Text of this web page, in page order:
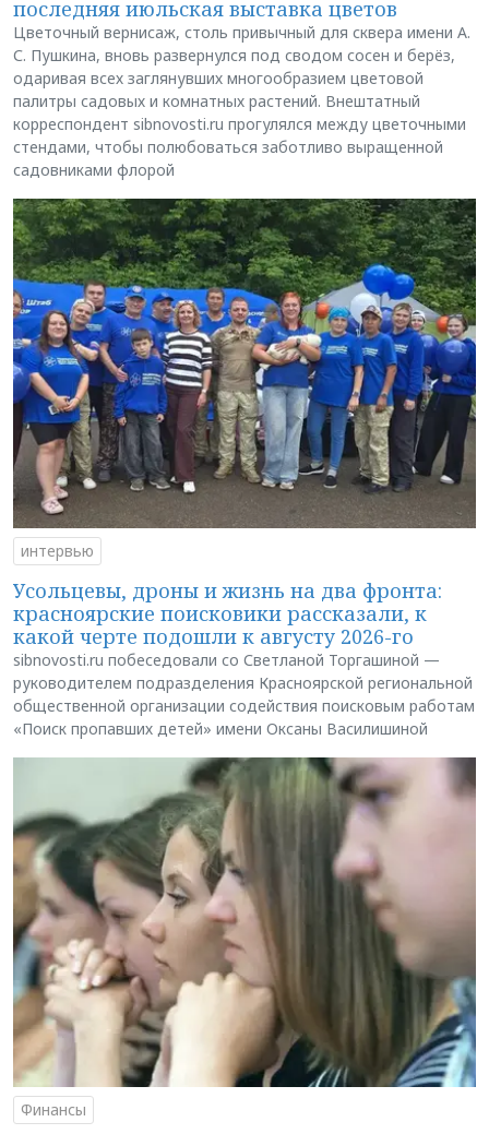
последняя июльская выставка цветов
Цветочный вернисаж, столь привычный для сквера имени А.
С. Пушкина, вновь развернулся под сводом сосен и берёз,
одаривая всех заглянувших многообразием цветовой
палитры садовых и комнатных растений. Внештатный
корреспондент sibnovosti.ru прогулялся между цветочными
стендами, чтобы полюбоваться заботливо выращенной
садовниками флорой
интервью
Усольцевы, дроны и жизнь на два фронта:
красноярские поисковики рассказали, к
какой черте подошли к августу 2026-го
sibnovosti.ru побеседовали со Светланой Торгашиной —
руководителем подразделения Красноярской региональной
общественной организации содействия поисковым работам
«Поиск пропавших детей» имени Оксаны Василишиной
Финансы